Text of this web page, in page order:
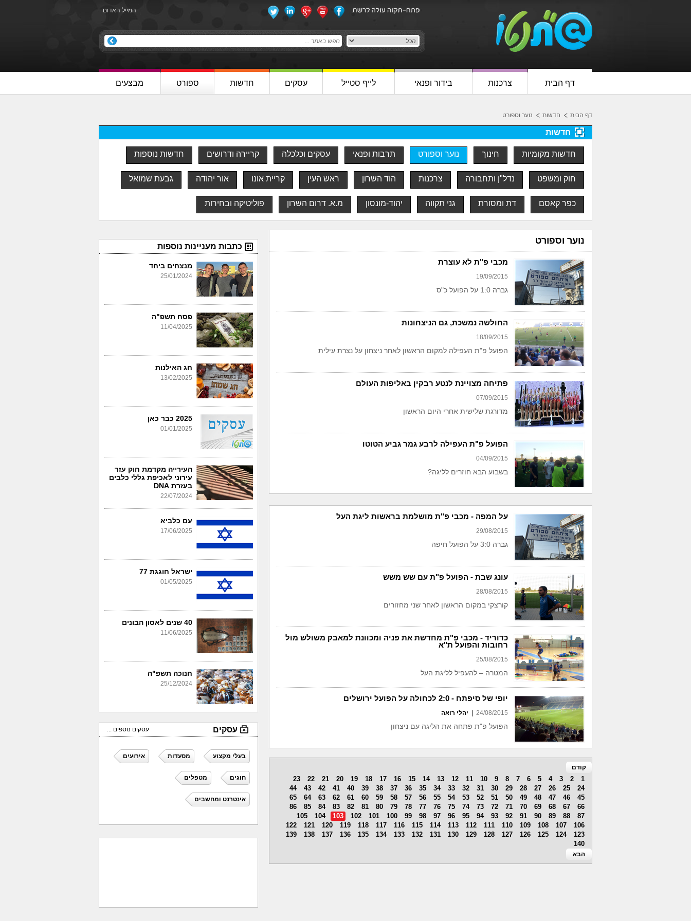
המייל האדום
דף הבית צרכנות בידור ופנאי לייף סטייל עסקים חדשות ספורט מבצעים
דף הבית חדשות נוער וספורט
חדשות
חדשות מקומיות חינוך נוער וספורט תרבות ופנאי עסקים וכלכלה קריירה ודרושים חדשות נוספות
חוק ומשפט נדל"ן ותחבורה צרכנות הוד השרון ראש העין קריית אונו אור יהודה גבעת שמואל
כפר קאסם דת ומסורת גני תקווה יהוד-מונסון מ.א. דרום השרון פוליטיקה ובחירות
נוער וספורט
מכבי פ"ת לא עוצרת
19/09/2015
גברה 1:0 על הפועל כ"ס
החולשה נמשכת, גם הניצחונות
18/09/2015
הפועל פ"ת העפילה למקום הראשון לאחר ניצחון על נצרת עילית
פתיחה מצויינת לנטע רבקין באליפות העולם
07/09/2015
מדורגת שלישית אחרי היום הראשון
הפועל פ"ת העפילה לרבע גמר גביע הטוטו
04/09/2015
בשבוע הבא חוזרים לליגה?
על המפה - מכבי פ"ת מושלמת בראשות ליגת העל
29/08/2015
גברה 3:0 על הפועל חיפה
עונג שבת - הפועל פ"ת עם שש משש
28/08/2015
קורצקי במקום הראשון לאחר שני מחזורים
כדוריד - מכבי פ"ת מחדשת את פניה ומכוונת למאבק משולש מול
רחובות והפועל ת"א
25/08/2015
המטרה – להעפיל לליגת העל
יופי של סיפתח - 2:0 לכחולה על הפועל ירושלים
24/08/2015 יהלי רואה
הפועל פ"ת פתחה את הליגה עם ניצחון
קודם
1
2
3
4
5
6
7
8
9
10
11
12
13
14
15
16
17
18
19
20
21
22
23
24
25
26
27
28
29
30
31
32
33
34
35
36
37
38
39
40
41
42
43
44
45
46
47
48
49
50
51
52
53
54
55
56
57
58
59
60
61
62
63
64
65
66
67
68
69
70
71
72
73
74
75
76
77
78
79
80
81
82
83
84
85
86
87
88
89
90
91
92
93
94
95
96
97
98
99
100
101
102
103
104
105
106
107
108
109
110
111
112
113
114
115
116
117
118
119
120
121
122
123
124
125
126
127
128
129
130
131
132
133
134
135
136
137
138
139
140
הבא
כתבות מעניינות נוספות
מנצחים ביחד
25/01/2024
פסח תשפ"ה
11/04/2025
חג האילנות
13/02/2025
2025 כבר כאן
01/01/2025
העירייה מקדמת חוק עזר
עירוני לאכיפת גללי כלבים
בעזרת DNA
22/07/2024
עם כלביא
17/06/2025
ישראל חוגגת 77
01/05/2025
40 שנים לאסון הבונים
11/06/2025
חנוכה תשפ"ה
25/12/2024
עסקים עסקים נוספים ...
בעלי מקצוע מסעדות אירועים
חוגים מטפלים
אינטרנט ומחשבים